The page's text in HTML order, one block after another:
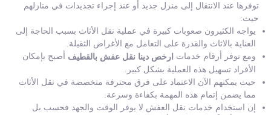
توفرها عند الانتقال إلى منزل جديد أو عند إجراء تجديدات في منازلهم
حيث:
يواجه الكثيرون صعوبات كبيرة في عملية نقل الأثاث بسبب الحاجة إلى
العناية بالاثاث والقدرة على التعامل مع الأغراض الثقيلة.
ومع توفر أرقام خدمات ارخص دينا نقل عفش بالقطيف أصبح بإمكان
الأفراد تسهيل هذه العملية بشكل كبير.
حيث يمكنهم الآن الاعتماد على فرق محترفة متخصصة في نقل الأثاث
مما يضمن إتمام هذه المهمة بكفاءة وسرعة.
إن استخدام خدمات نقل العفش لا يوفر الوقت والجهد فحسب بل